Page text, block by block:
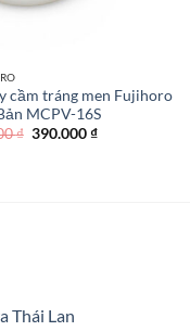
cầm tráng men Fujihoro
MCPV-16S
₫ Giá
390.000₫Giá
Thái Lan